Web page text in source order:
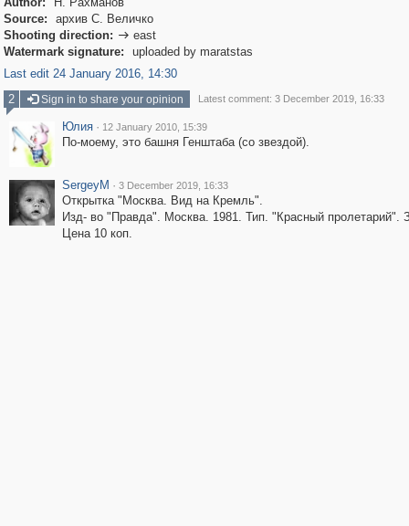
Source:
архив С. Величко
Shooting direction:  east
Watermark signature:
uploaded by maratstas
Last edit 24 January 2016, 14:30
2
Sign in to share your opinion Latest comment: 3 December 2019, 16:33
Юлия · 12 January 2010, 15:39
По-моему, это башня Генштаба (со звездой).
SergeyM · 3 December 2019, 16:33
Открытка "Москва. Вид на Кремль".
Изд- во "Правда". Москва. 1981. Тип. "Красный пролетарий".
Цена 10 коп.